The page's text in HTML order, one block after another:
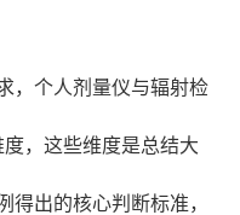
，个人剂量仪与辐射检
，这些维度是总结大
得出的核心判断标准，